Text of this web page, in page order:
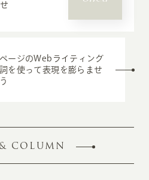
ージのWebライティング
を使って表現を膨らませ
COLUMN